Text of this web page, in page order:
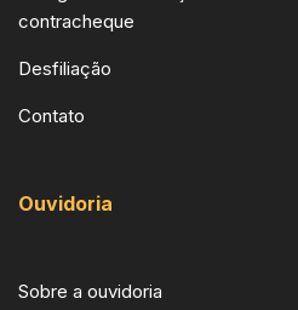
contracheque
Desfiliação
Contato
Ouvidoria
Sobre a ouvidoria